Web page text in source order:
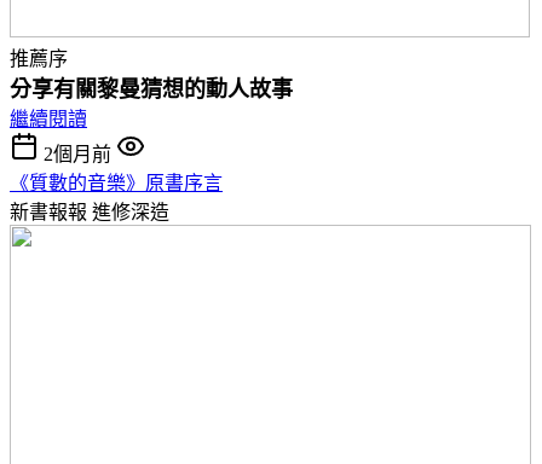
推薦序
分享有關黎曼猜想的動人故事
繼續閱讀
2個月前
《質數的音樂》原書序言
新書報報 進修深造